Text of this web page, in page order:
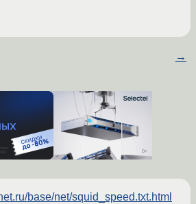
→
base/net/squid_speed.txt.html